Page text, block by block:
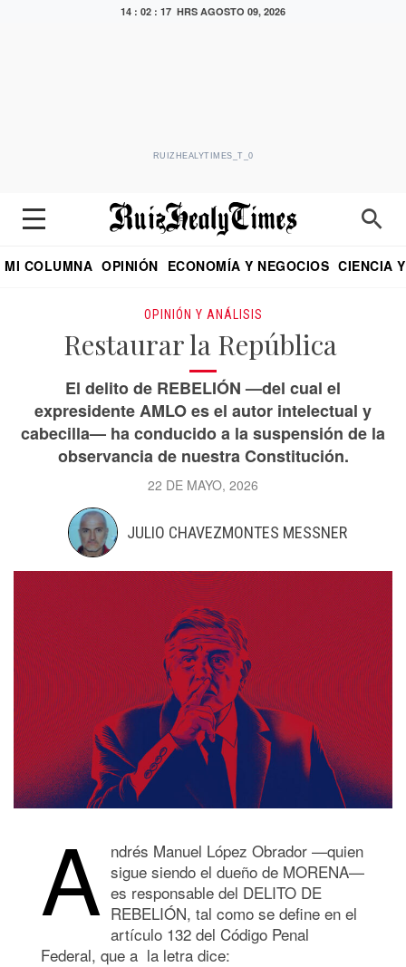
14 : 02 : 18 HRS AGOSTO 09, 2026
RUIZHEALYTIMES_T_0
MI COLUMNA OPINIÓN ECONOMÍA Y NEGOCIOS CIENCIA
OPINIÓN Y ANÁLISIS
Restaurar la República
El delito de REBELIÓN —del cual el
expresidente AMLO es el autor intelectual y
cabecilla— ha conducido a la suspensión de la
observancia de nuestra Constitución.
22 DE MAYO, 2026
JULIO CHAVEZMONTES MESSNER
A ndrés Manuel López Obrador —quien
sigue siendo el dueño de MORENA—
es responsable del DELITO DE
REBELIÓN, tal como se define en el
artículo 132 del Código Penal
Federal, que a la letra dice: